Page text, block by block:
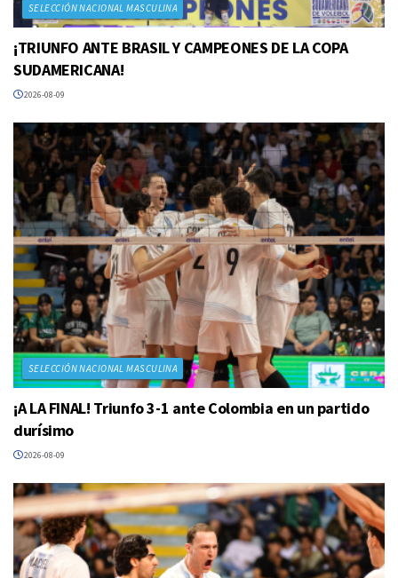
SELECCIÓN NACIONAL MASCULINA
¡TRIUNFO ANTE BRASIL Y CAMPEONES DE LA COPA
SUDAMERICANA!
2026-08-09
SELECCIÓN NACIONAL MASCULINA
¡A LA FINAL! Triunfo 3-1 ante Colombia en un partido
durísimo
2026-08-09